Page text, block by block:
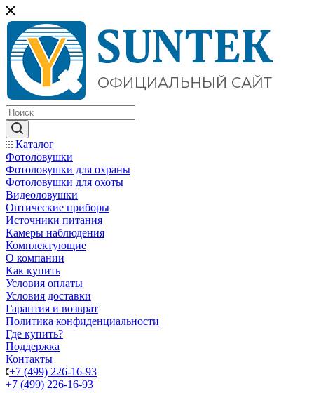
Каталог
Фотоловушки
Фотоловушки для охраны
Фотоловушки для охоты
Видеоловушки
Оптические приборы
Источники питания
Камеры наблюдения
Комплектующие
О компании
Как купить
Условия оплаты
Условия доставки
Гарантия и возврат
Политика конфиденциальности
Где купить?
Поддержка
Контакты
+7 (499) 226-16-93
+7 (499) 226-16-93